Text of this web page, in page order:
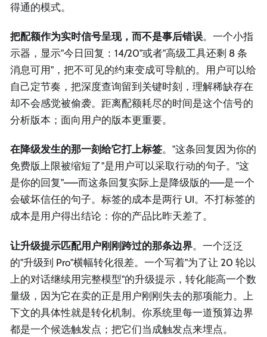
得通的模式。
把配额作为实时信号呈现，而不是事后错误。一个小指
示器，显示"今日回复：14/20"或者"高级工具还剩 8 条
消息可用"，把不可见的约束变成可导航的。用户可以给
自己定节奏，把深度查询留到关键时刻，理解稀缺存在
却不会感觉被偷袭。距离配额耗尽的时间是这个信号的
分析版本；面向用户的版本更重要。
在降级发生的那一刻给它打上标签。"这条回复因为你的
免费版上限被缩短了"是用户可以采取行动的句子。"这
是你的回复"——而这条回复实际上是降级版的——是一个
会破坏信任的句子。标签的成本是两行 UI。不打标签的
成本是用户得出结论：你的产品比昨天差了。
让升级提示匹配用户刚刚跨过的那条边界。一个泛泛
的"升级到 Pro"横幅转化很差。一个写着"为了让 20 轮以
上的对话继续用完整模型"的升级提示，转化能高一个数
量级，因为它在卖的正是用户刚刚失去的那项能力。上
下文的具体性就是转化机制。你系统里每一道预算边界
都是一个候选触发点；把它们当成触发点来埋点。